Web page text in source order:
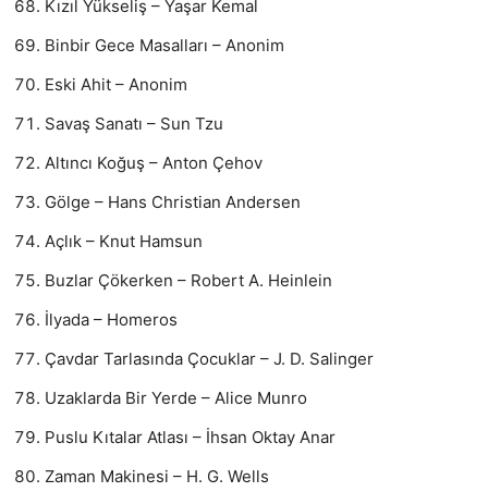
Kızıl Yükseliş – Yaşar Kemal
Binbir Gece Masalları – Anonim
Eski Ahit – Anonim
Savaş Sanatı – Sun Tzu
Altıncı Koğuş – Anton Çehov
Gölge – Hans Christian Andersen
Açlık – Knut Hamsun
Buzlar Çökerken – Robert A. Heinlein
İlyada – Homeros
Çavdar Tarlasında Çocuklar – J. D. Salinger
Uzaklarda Bir Yerde – Alice Munro
Puslu Kıtalar Atlası – İhsan Oktay Anar
Zaman Makinesi – H. G. Wells